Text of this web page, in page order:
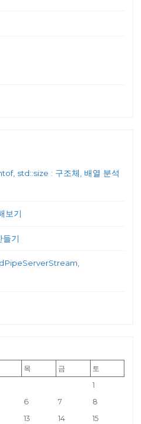
std::size : 구조체, 배열 분석
보기
기
목 금
토
1
6 7
8
13 14
15